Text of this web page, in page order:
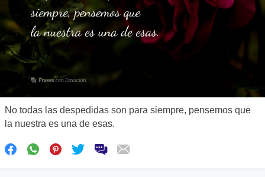
No todas las despedidas son para siempre, pensemos que
la nuestra es una de esas.